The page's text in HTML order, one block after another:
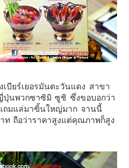
บียร์เยอรมันตะวันแดง สาขา
ปุ่นพวกซาซิมิ ซูชิ ซึ่งขอบอกว่า
ถมแล่มาฃิ้นใหญ่มาก จานนี้
ถือว่าราคาสูงแต่คุณภาพก็สูง